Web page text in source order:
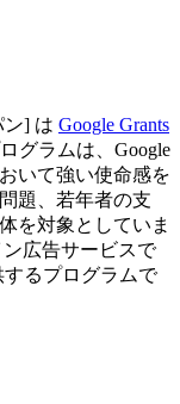
] は Google Grants
グラムは、Google
いて強い使命感を
題、若年者の支
を対象としていま
ン広告サービスで
するプログラムで